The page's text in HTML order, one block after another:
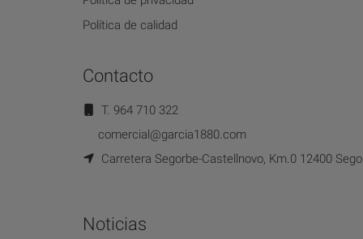
Política de calidad
Contacto
T. 964 710 322
comercial@garcia1880.com
Carretera Segorbe-Castellnovo, Km.0 12400
Noticias